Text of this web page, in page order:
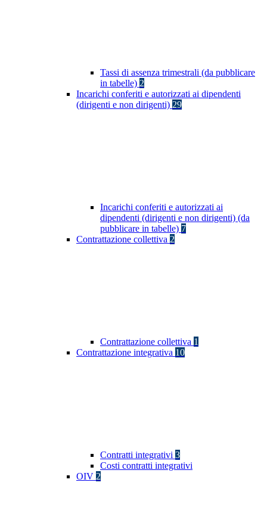
Tassi di assenza trimestrali (da pubblicare
in tabelle) 2
Incarichi conferiti e autorizzati ai dipendenti
(dirigenti e non dirigenti) 29
Incarichi conferiti e autorizzati ai
dipendenti (dirigenti e non dirigenti) (da
pubblicare in tabelle) 7
Contrattazione collettiva 2
Contrattazione collettiva 1
Contrattazione integrativa 10
Contratti integrativi 3
Costi contratti integrativi
OIV 2